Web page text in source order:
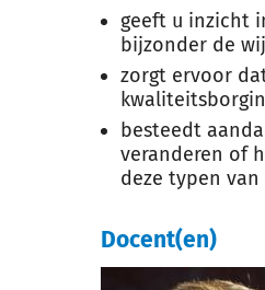
geeft u inzicht
bijzonder de
zorgt ervoor
besteedt
veranderen of
deze typen
Docent(en)